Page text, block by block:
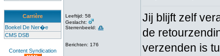
Carrière
Boekel De Ner�e
CMS DSB
Content Syndication
Leeftijd: 58
Geslacht:
Sterrenbeeld:
Berichten: 176
Jij blijft zelf
de
verzenden is